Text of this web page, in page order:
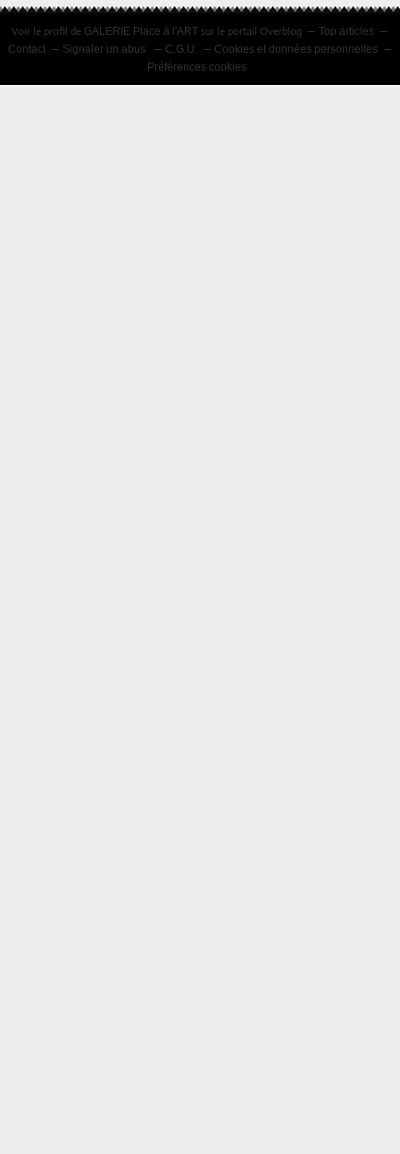
Voir le profil de GALERIE Place à l'ART sur le portail Overblog
Top articles
Contact
Signaler un abus C.G.U.
Cookies et données personnelles
Préférences cookies